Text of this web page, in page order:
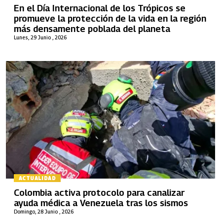
Lunes, 29 Junio , 2026
En el Día Internacional de los Trópicos se
promueve la protección de la vida en la región
más densamente poblada del planeta
ACTUALIDAD
Domingo, 28 Junio , 2026
Colombia activa protocolo para canalizar
ayuda médica a Venezuela tras los sismos